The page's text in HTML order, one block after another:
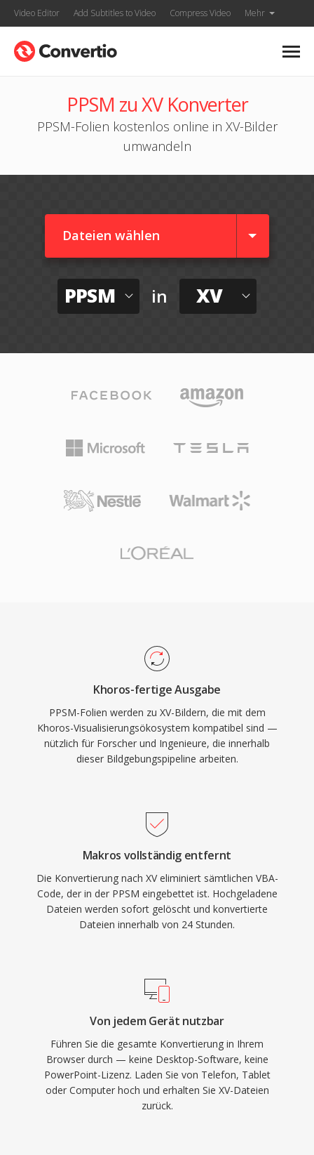
Video Editor Add Subtitles to Video Compress Video Mehr
PPSM zu XV Konverter
PPSM-Folien kostenlos online in XV-Bilder
umwandeln
Dateien wählen
PPSM in XV
Khoros-fertige Ausgabe
PPSM-Folien werden zu XV-Bildern, die mit dem
Khoros-Visualisierungsökosystem kompatibel sind —
nützlich für Forscher und Ingenieure, die innerhalb
dieser Bildgebungspipeline arbeiten.
Makros vollständig entfernt
Die Konvertierung nach XV eliminiert sämtlichen VBA-
Code, der in der PPSM eingebettet ist. Hochgeladene
Dateien werden sofort gelöscht und konvertierte
Dateien innerhalb von 24 Stunden.
Von jedem Gerät nutzbar
Führen Sie die gesamte Konvertierung in Ihrem
Browser durch — keine Desktop-Software, keine
PowerPoint-Lizenz. Laden Sie von Telefon, Tablet
oder Computer hoch und erhalten Sie XV-Dateien
zurück.